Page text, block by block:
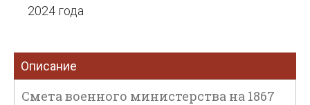
2024 года
Описание
Смета военного министерства на 1867